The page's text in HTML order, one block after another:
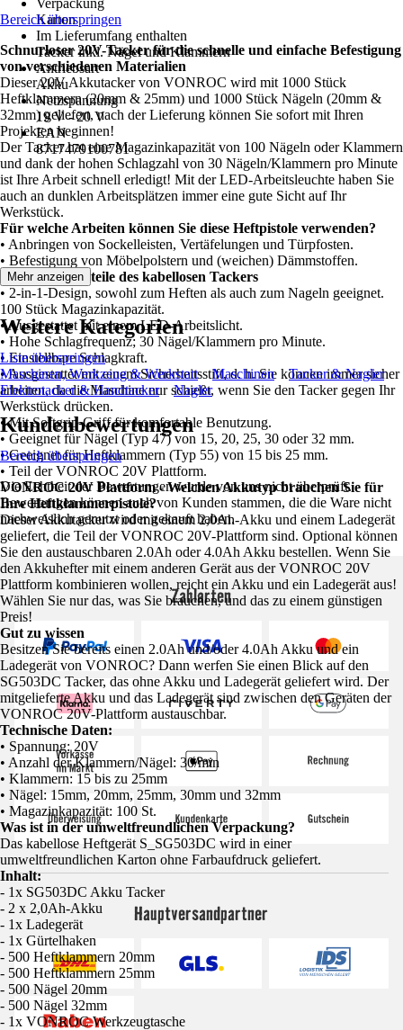
Verpackung
Karton
Im Lieferumfang enthalten
Tacker inkl. Nägel und Klammern
Antriebsart
Akku
Netzspannung
19 V - 20 V
EAN
8717479100781
Bereich überspringen
Schnurloser 20V-Tacker für die schnelle und einfache Befestigung
von verschiedenen Materialien
Dieser 20V Akkutacker von VONROC wird mit 1000 Stück
Heftklammern (20mm & 25mm) und 1000 Stück Nägeln (20mm &
32mm) geliefert, nach der Lieferung können Sie sofort mit Ihren
Projekten beginnen!
Der Tacker hat eine Magazinkapazität von 100 Nägeln oder Klammern
und dank der hohen Schlagzahl von 30 Nägeln/Klammern pro Minute
ist Ihre Arbeit schnell erledigt! Mit der LED-Arbeitsleuchte haben Sie
auch an dunklen Arbeitsplätzen immer eine gute Sicht auf Ihr
Werkstück.
Für welche Arbeiten können Sie diese Heftpistole verwenden?
• Anbringen von Sockelleisten, Vertäfelungen und Türpfosten.
• Befestigung von Möbelpolstern und (weichen) Dämmstoffen.
Wichtigste Vorteile des kabellosen Tackers
• 2-in-1-Design, sowohl zum Heften als auch zum Nageln geeignet.
100 Stück Magazinkapazität.
• Ausgestattet mit einem LED-Arbeitslicht.
• Hohe Schlagfrequenz; 30 Nägel/Klammern pro Minute.
• Einstellbare Schlagkraft.
• Ausgestattet mit einem Sicherheitsstift, d. h. Sie können immer sicher
arbeiten, da die Maschine nur schießt, wenn Sie den Tacker gegen Ihr
Werkstück drücken.
• Mit Softgrip-Griff für komfortable Benutzung.
• Geeignet für Nägel (Typ 47) von 15, 20, 25, 30 oder 32 mm.
• Geeignet für Heftklammern (Typ 55) von 15 bis 25 mm.
• Teil der VONROC 20V Plattform.
VONROC 20V Plattform - Welchen Akkutyp brauchen Sie für
Ihre Heftklammerpistole?
Dieser Akkutacker wird mit einem 2,0Ah-Akku und einem Ladegerät
geliefert, die Teil der VONROC 20V-Plattform sind. Optional können
Sie den austauschbaren 2.0Ah oder 4.0Ah Akku bestellen. Wenn Sie
den Akkuhefter mit einem anderen Gerät aus der VONROC 20V
Plattform kombinieren wollen, reicht ein Akku und ein Ladegerät aus!
Wählen Sie nur das, was Sie brauchen, und das zu einem günstigen
Preis!
Gut zu wissen
Besitzen Sie bereits einen 2.0Ah und/oder 4.0Ah Akku und ein
Ladegerät von VONROC? Dann werfen Sie einen Blick auf den
SG503DC Tacker, das ohne Akku und Ladegerät geliefert wird. Der
mitgelieferte Akku und das Ladegerät sind zwischen den Geräten der
VONROC 20V-Plattform austauschbar.
Technische Daten:
• Spannung: 20V
• Anzahl der Klammern/Nägel: 30/min
• Klammern: 15 bis zu 25mm
• Nägel: 15mm, 20mm, 25mm, 30mm und 32mm
• Magazinkapazität: 100 St.
Was ist in der umweltfreundlichen Verpackung?
Das kabellose Heftgerät S_SG503DC wird in einer
umweltfreundlichen Karton ohne Farbaufdruck geliefert.
Inhalt:
- 1x SG503DC Akku Tacker
- 2 x 2,0Ah-Akku
- 1x Ladegerät
- 1x Gürtelhaken
- 500 Heftklammern 20mm
- 500 Heftklammern 25mm
- 500 Nägel 20mm
- 500 Nägel 32mm
- 1x VONROC Werkzeugtasche
Mehr anzeigen
Weitere Kategorien
Liste überspringen
Maschinen, Werkzeug & Werkstatt
Maschinen
Tacker & Nagler
Elektrotacker & Handtacker
Nagler
Kundenbewertungen
Bereich überspringen
Die Echtheit der Bewertungen wurde von uns nicht überprüft.
Bewertungen können auch von Kunden stammen, die die Ware nicht
nachweislich genutzt oder gekauft haben.
Zahlarten
Hauptversandpartner